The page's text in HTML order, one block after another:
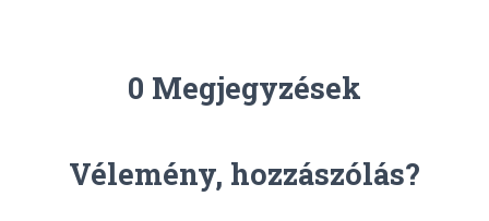
0 Megjegyzések
Vélemény, hozzászólás?